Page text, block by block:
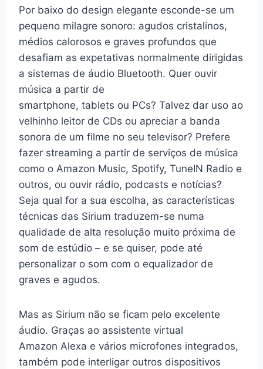
Por baixo do design elegante esconde-se um
pequeno milagre sonoro: agudos cristalinos,
médios calorosos e graves profundos que
desafiam as expetativas normalmente dirigidas
a sistemas de áudio Bluetooth. Quer ouvir
música a partir de
smartphone, tablets ou PCs? Talvez dar uso ao
velhinho leitor de CDs ou apreciar a banda
sonora de um filme no seu televisor? Prefere
fazer streaming a partir de serviços de música
como o Amazon Music, Spotify, TuneIN Radio e
outros, ou ouvir rádio, podcasts e notícias?
Seja qual for a sua escolha, as características
técnicas das Sirium traduzem-se numa
qualidade de alta resolução muito próxima de
som de estúdio – e se quiser, pode até
personalizar o som com o equalizador de
graves e agudos.
Mas as Sirium não se ficam pelo excelente
áudio. Graças ao assistente virtual
Amazon Alexa e vários microfones integrados,
também pode interligar outros dispositivos